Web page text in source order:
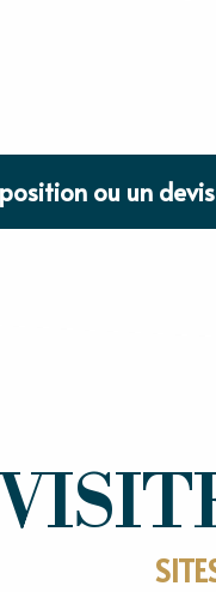
ou un devis
favoris